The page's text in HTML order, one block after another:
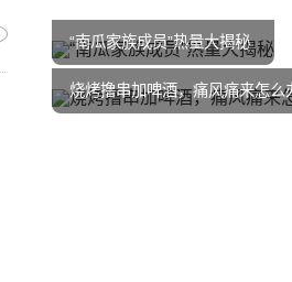
“南瓜家族成员”热量大揭秘
烧烤撸串加啤酒，痛风痛来怎么